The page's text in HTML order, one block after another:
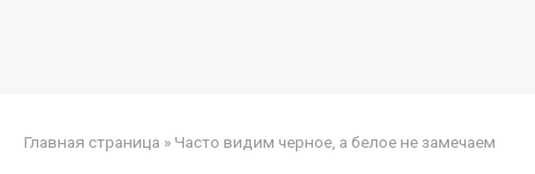
Главная страница » Часто видим черное, а белое не замечаем